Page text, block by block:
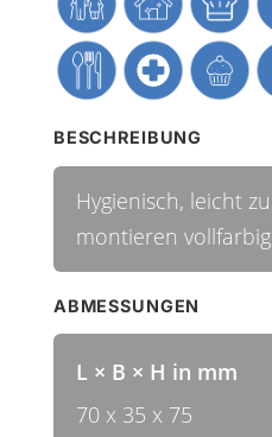
BESCHREIBUNG
Hygienisch, leicht
montieren vollfarbig
ABMESSUNGEN
L × B × H in mm
70 x 35 x 75